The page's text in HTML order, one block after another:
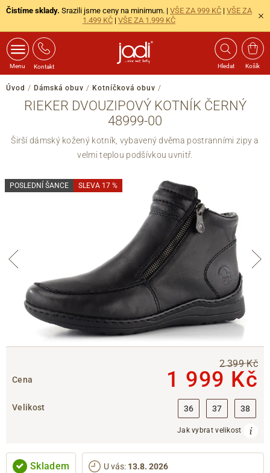
Čistíme sklady. Srazili jsme ceny na minimum. | VŠE ZA 999 KČ | VŠE ZA
1.499 KČ | VŠE ZA 1.999 KČ
Menu Kontakt Hledat Košík
Úvod / Dámská obuv / Kotníčková obuv /
RIEKER DVOUZIPOVÝ KOTNÍK ČERNÝ
48999-00
Širší dámský kožený kotník, vybavený dvěma postranními zipy a
velmi teplou podšívkou uvnitř.
POSLEDNÍ ŠANCE SLEVA 17 %
Cena
2 399 Kč
1 999 Kč
Velikost 36 37 38
Jak vybrat velikost
Skladem U vás: 13.8. 2026